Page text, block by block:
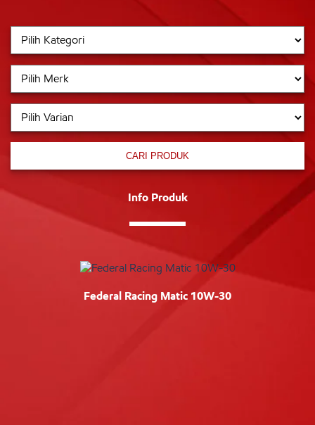
CARI PRODUK
Info Produk
Federal Racing Matic 10W-30